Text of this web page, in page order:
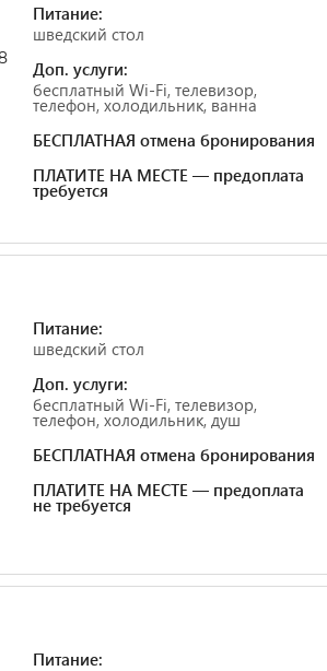
Питание:
шведский стол
Доп. услуги:
бесплатный Wi-Fi, телевизор,
телефон, холодильник, ванна
БЕСПЛАТНАЯ отмена бронирования
ПЛАТИТЕ НА МЕСТЕ — предоплата
требуется
Питание:
шведский стол
Доп. услуги:
бесплатный Wi-Fi, телевизор,
телефон, холодильник, душ
БЕСПЛАТНАЯ отмена бронирования
ПЛАТИТЕ НА МЕСТЕ — предоплата
не требуется
Питание: